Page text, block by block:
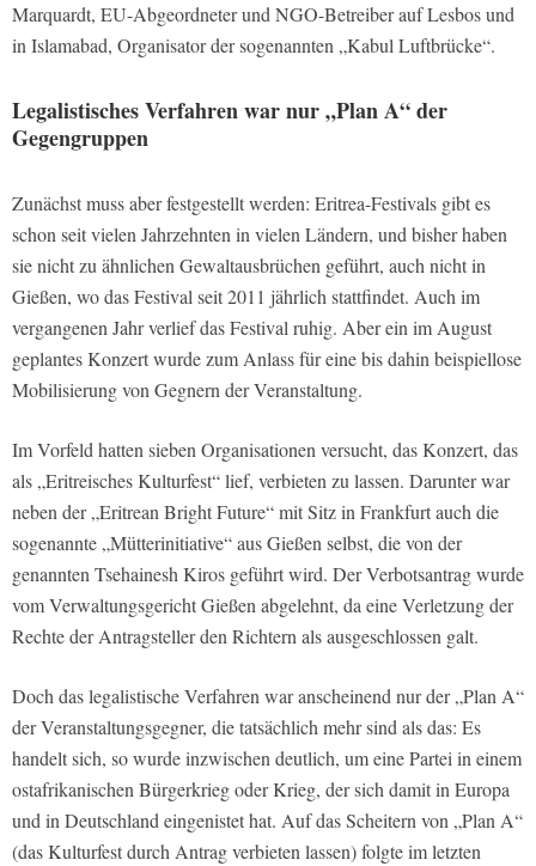
Marquardt, EU-Abgeordneter und NGO-Betreiber auf Lesbos und
in Islamabad, Organisator der sogenannten „Kabul Luftbrücke“.
Legalistisches Verfahren war nur „Plan A“ der
Gegengruppen
Zunächst muss aber festgestellt werden: Eritrea-Festivals gibt es
schon seit vielen Jahrzehnten in vielen Ländern, und bisher haben
sie nicht zu ähnlichen Gewaltausbrüchen geführt, auch nicht in
Gießen, wo das Festival seit 2011 jährlich stattfindet. Auch im
vergangenen Jahr verlief das Festival ruhig. Aber ein im August
geplantes Konzert wurde zum Anlass für eine bis dahin beispiellose
Mobilisierung von Gegnern der Veranstaltung.
Im Vorfeld hatten sieben Organisationen versucht, das Konzert, das
als „Eritreisches Kulturfest“ lief, verbieten zu lassen. Darunter war
neben der „Eritrean Bright Future“ mit Sitz in Frankfurt auch die
sogenannte „Mütterinitiative“ aus Gießen selbst, die von der
genannten Tsehainesh Kiros geführt wird. Der Verbotsantrag wurde
vom Verwaltungsgericht Gießen abgelehnt, da eine Verletzung der
Rechte der Antragsteller den Richtern als ausgeschlossen galt.
Doch das legalistische Verfahren war anscheinend nur der „Plan A“
der Veranstaltungsgegner, die tatsächlich mehr sind als das: Es
handelt sich, so wurde inzwischen deutlich, um eine Partei in einem
ostafrikanischen Bürgerkrieg oder Krieg, der sich damit in Europa
und in Deutschland eingenistet hat. Auf das Scheitern von „Plan A“
(das Kulturfest durch Antrag verbieten lassen) folgte im letzten